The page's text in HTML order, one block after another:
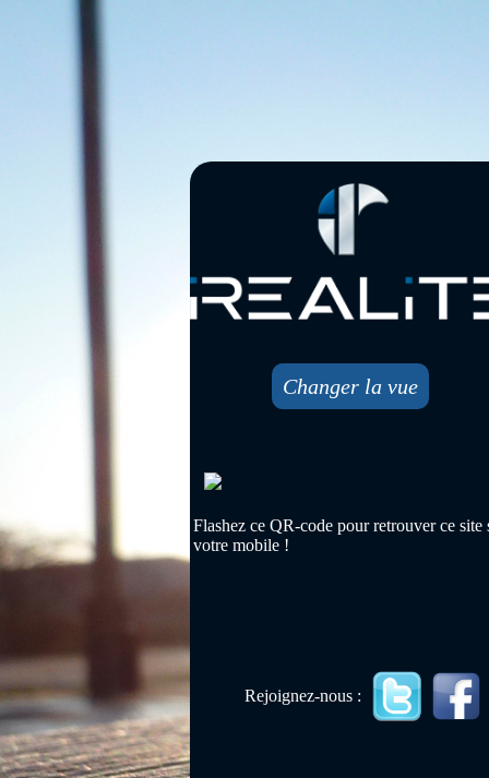
Changer la vue
Flashez ce QR-code pour retrouver ce site
votre mobile !
Rejoignez-nous :